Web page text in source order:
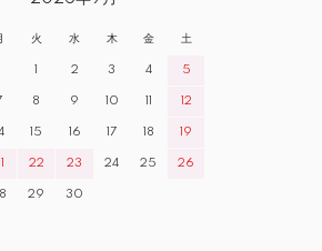
火 水 木 金 土
1 2 3 4 5
8 9 10 11 12
15 16 17 18 19
22 23 24 25 26
29 30